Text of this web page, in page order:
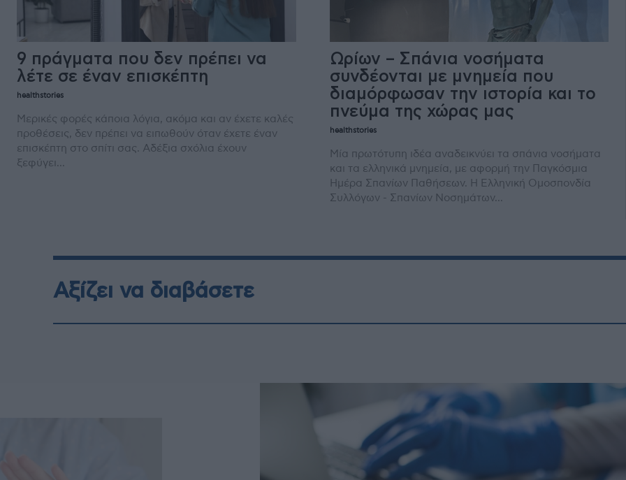
9 πράγματα που δεν πρέπει να
λέτε σε έναν επισκέπτη
healthstories
Μερικές φορές κάποια λόγια, ακόμα και αν έχετε καλές
προθέσεις, δεν πρέπει να ειπωθούν όταν έχετε έναν
επισκέπτη στο σπίτι σας. Αδέξια σχόλια έχουν
ξεφύγει...
Ωρίων – Σπάνια νοσήματα
συνδέονται με μνημεία που
διαμόρφωσαν την ιστορία και το
πνεύμα της χώρας μας
healthstories
Μία πρωτότυπη ιδέα αναδεικνύει τα σπάνια νοσήματα
και τα ελληνικά μνημεία, με αφορμή την Παγκόσμια
Ημέρα Σπανίων Παθήσεων. Η Ελληνική Ομοσπονδία
Συλλόγων - Σπανίων Νοσημάτων...
Αξίζει να διαβάσετε